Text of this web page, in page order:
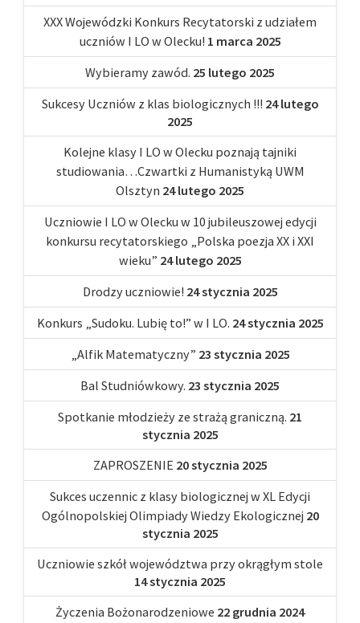
XXX Wojewódzki Konkurs Recytatorski z udziałem
uczniów I LO w Olecku! 1 marca 2025
Wybieramy zawód. 25 lutego 2025
Sukcesy Uczniów z klas biologicznych !!! 24 lutego
2025
Kolejne klasy I LO w Olecku poznają tajniki
studiowania…Czwartki z Humanistyką UWM
Olsztyn 24 lutego 2025
Uczniowie I LO w Olecku w 10 jubileuszowej edycji
konkursu recytatorskiego „Polska poezja XX i XXI
wieku” 24 lutego 2025
Drodzy uczniowie! 24 stycznia 2025
Konkurs „Sudoku. Lubię to!” w I LO. 24 stycznia 2025
„Alfik Matematyczny” 23 stycznia 2025
Bal Studniówkowy. 23 stycznia 2025
Spotkanie młodzieży ze strażą graniczną. 21
stycznia 2025
ZAPROSZENIE 20 stycznia 2025
Sukces uczennic z klasy biologicznej w XL Edycji
Ogólnopolskiej Olimpiady Wiedzy Ekologicznej 20
stycznia 2025
Uczniowie szkół województwa przy okrągłym stole
14 stycznia 2025
Życzenia Bożonarodzeniowe 22 grudnia 2024